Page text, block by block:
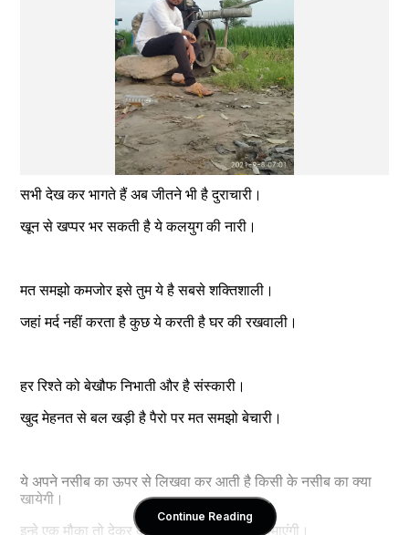
सभी देख कर भागते हैं अब जीतने भी है दुराचारी।
खून से खप्पर भर सकती है ये कलयुग की नारी।
मत समझो कमजोर इसे तुम ये है सबसे शक्तिशाली।
जहां मर्द नहीं करता है कुछ ये करती है घर की रखवाली।
हर रिश्ते को बेखौफ निभाती और है संस्कारी।
खुद मेहनत से बल खड़ी है पैरो पर मत समझो बेचारी।
ये अपने नसीब का ऊपर से लिखवा कर आती है किसी के नसीब का क्या
खायेगी।
इन्हे एक मौका तो देकर देखिए बेटों से ज्यादा नाम कमाएंगी।
Continue Reading